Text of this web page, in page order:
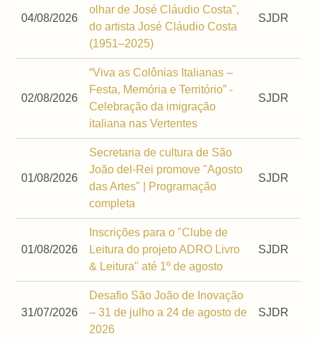
04/08/2026
olhar de José Cláudio Costa",
do artista José Cláudio Costa
(1951–2025)
SJDR
02/08/2026
“Viva as Colônias Italianas –
Festa, Memória e Território” -
Celebração da imigração
italiana nas Vertentes
SJDR
01/08/2026
Secretaria de cultura de São
João del-Rei promove "Agosto
das Artes" | Programação
completa
SJDR
01/08/2026
Inscrições para o "Clube de
Leitura do projeto ADRO Livro
& Leitura" até 1º de agosto
SJDR
31/07/2026
Desafio São João de Inovação
– 31 de julho a 24 de agosto de
2026
SJDR